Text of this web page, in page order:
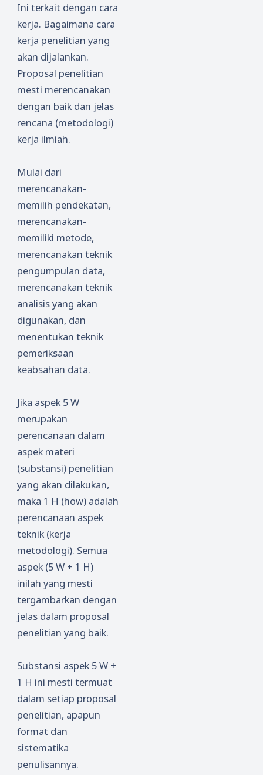
Ini terkait dengan cara
kerja. Bagaimana cara
kerja penelitian yang
akan dijalankan.
Proposal penelitian
mesti merencanakan
dengan baik dan jelas
rencana (metodologi)
kerja ilmiah.
Mulai dari
merencanakan-
memilih pendekatan,
merencanakan-
memiliki metode,
merencanakan teknik
pengumpulan data,
merencanakan teknik
analisis yang akan
digunakan, dan
menentukan teknik
pemeriksaan
keabsahan data.
Jika aspek 5 W
merupakan
perencanaan dalam
aspek materi
(substansi) penelitian
yang akan dilakukan,
maka 1 H (how) adalah
perencanaan aspek
teknik (kerja
metodologi). Semua
aspek (5 W + 1 H)
inilah yang mesti
tergambarkan dengan
jelas dalam proposal
penelitian yang baik.
Substansi aspek 5 W +
1 H ini mesti termuat
dalam setiap proposal
penelitian, apapun
format dan
sistematika
penulisannya.